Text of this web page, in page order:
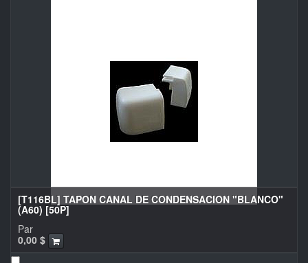
[T116BL] TAPON CANAL DE CONDENSACION "BLANCO"
(A60) [50P]
0,00 $
Par